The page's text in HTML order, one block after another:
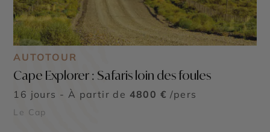
AUTOTOUR
Cape Explorer : Safaris loin des foules
16 jours - À partir de 4800 € /pers
Le Cap